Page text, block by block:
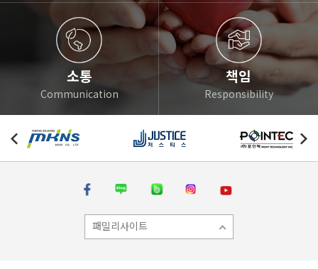
소통
Communication
책임
Responsibility
패밀리사이트